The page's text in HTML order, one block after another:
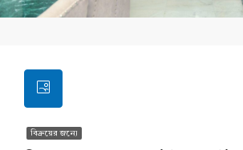
বিক্রয়ের জন্যে